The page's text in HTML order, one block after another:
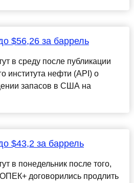
$56,26 за баррель
в среду после публикации
института нефти (API) о
запасов в США на
$43,2 за баррель
в понедельник после того,
договорились продлить